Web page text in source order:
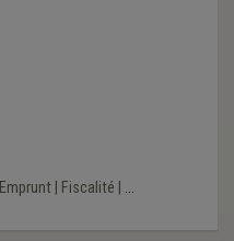
Emprunt| Fiscalité ...